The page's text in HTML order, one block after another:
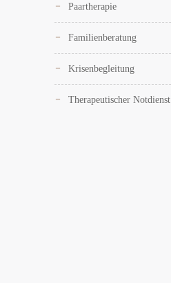
Paartherapie
Familienberatung
Krisenbegleitung
Therapeutischer Notdienst